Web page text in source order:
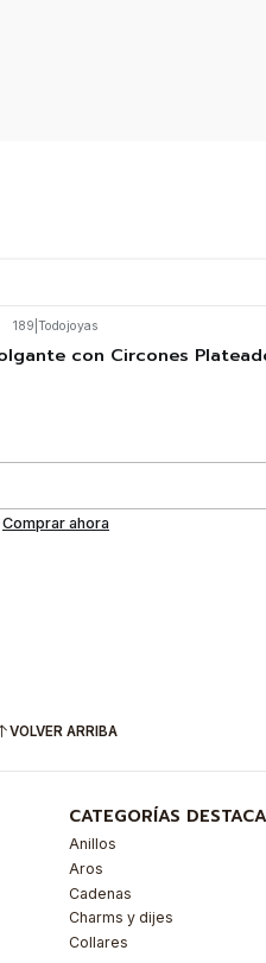
189 Todojoyas
con Circones
Comprar ahora
VOLVER ARRIBA
CATEGORÍAS
Anillos
Aros
Cadenas
Charms y dijes
Collares